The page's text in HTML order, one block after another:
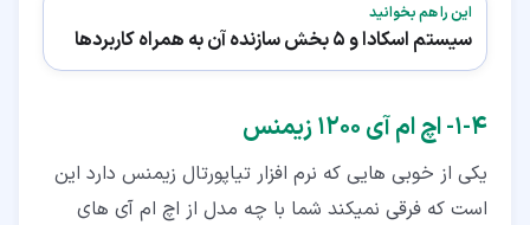
این را هم بخوانید
سیستم اسکادا و 5 بخش سازنده آن به همراه کاربردها
۴‏-‏۱‏- اچ ام آی 1200 زیمنس
یکی از خوبی هایی که نرم افزار تیاپورتال زیمنس دارد این
است که فرقی نمیکند شما با چه مدل از اچ ام آی های